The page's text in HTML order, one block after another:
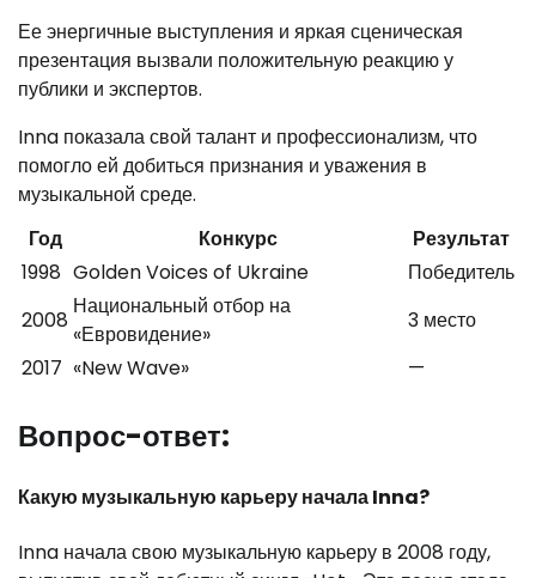
Ее энергичные выступления и яркая сценическая
презентация вызвали положительную реакцию у
публики и экспертов.
Inna показала свой талант и профессионализм, что
помогло ей добиться признания и уважения в
музыкальной среде.
Год
Конкурс
Результат
1998 Golden Voices of Ukraine
Победитель
2008
Национальный отбор на
«Евровидение»
3 место
2017 «New Wave» —
Вопрос-ответ:
Какую музыкальную карьеру начала Inna?
Inna начала свою музыкальную карьеру в 2008 году,